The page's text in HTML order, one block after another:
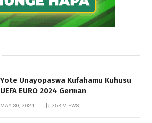
Yote Unayopaswa Kufahamu Kuhusu
UEFA EURO 2024 German
MAY 30, 2024 25KVIEWS